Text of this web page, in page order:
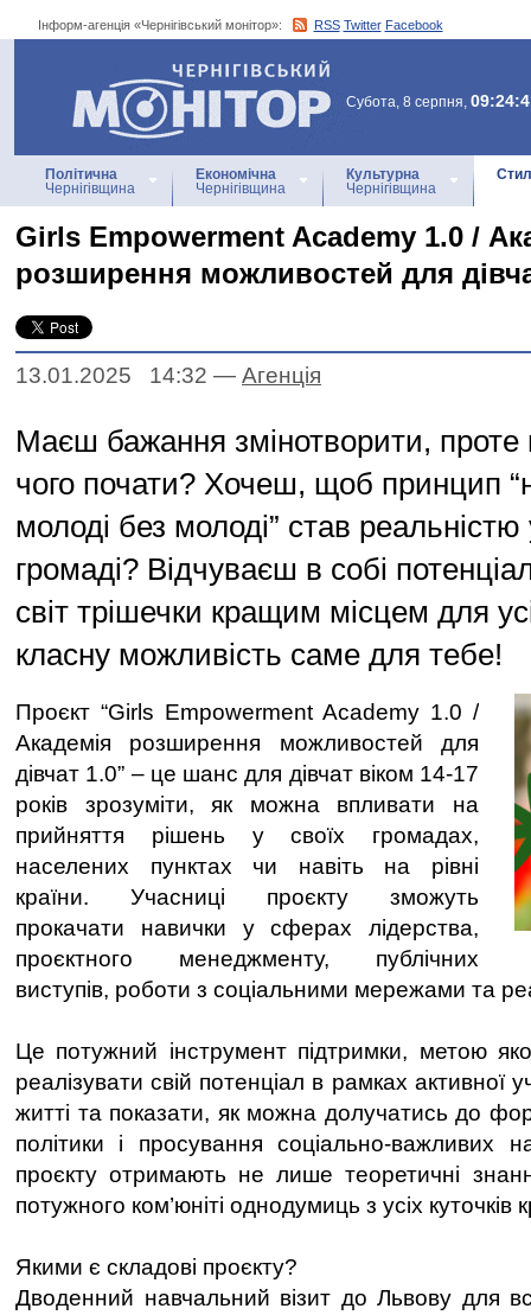
Інформ-агенція «Чернігівський монітор»: RSS Twitter Facebook
Інформ-агенція
«Чернігівський монітор»
Субота, 8 серпня,
Політична
Чернігівщина
Економічна
Чернігівщина
Культурна
Чернігівщина
Girls Empowerment Academy 1.0 /
розширення можливостей для
13.01.2025 14:32 — Агенцiя
Маєш бажання змінотворити, проте
чого почати? Хочеш, щоб принцип
молоді без молоді” став реальністю
громаді? Відчуваєш в собі
світ трішечки кращим місцем для
класну можливість саме для тебе!
Проєкт “Girls Empowerment Academy 1.0 /
Академія розширення можливостей для
дівчат 1.0” – це шанс для дівчат віком 14-17
років зрозуміти, як можна впливати на
прийняття рішень у своїх громадах,
населених пунктах чи навіть на рівні
країни. Учасниці проєкту зможуть
прокачати навички у сферах лідерства,
проєктного менеджменту, публічних
виступів, роботи з соціальними мережами та
Це потужний інструмент підтримки, метою
реалізувати свій потенціал в рамках активної
житті та показати, як можна долучатись до
політики і просування соціально-важливих
проєкту отримають не лише теоретичні
потужного ком’юніті однодумиць з усіх куточків
Якими є складові проєкту?
Дводенний навчальний візит до Львову для